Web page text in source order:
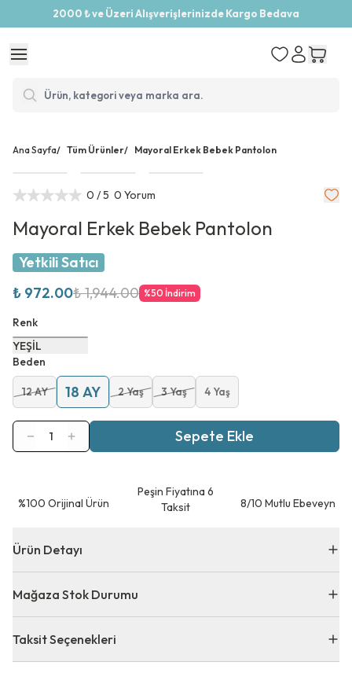
2000 ₺ ve Üzeri Alışverişlerinizde Kargo Bedava
Ana Sayfa/ Tüm Ürünler/ Mayoral Erkek Bebek Pantolon
0 / 5 0 Yorum
Mayoral Erkek Bebek Pantolon
Yetkili Satıcı
₺ 972.00₺ 1,944.00 %50 İndirim
Renk
YEŞİL
Beden
12 AY 18 AY 2 Yaş 3 Yaş 4 Yaş
1 Sepete Ekle
⁠%100 Orijinal Ürün
Peşin Fiyatına 6
Taksit
8/10 Mutlu Ebeveyn
Ürün Detayı
Mağaza Stok Durumu
Taksit Seçenekleri